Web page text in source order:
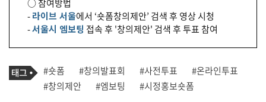
○ 참여방법
-라이브 서울에서 ‘숏폼창의제안’ 검색 후 영상 시청
-서울시 엠보팅 접속 후 '창의제안' 검색 후 투표 참여
기
사
관
련
태
그
#숏폼 #창의발표회 #사전투표
#온라인투표
#창의제안
#엠보팅 #시정홍보숏폼